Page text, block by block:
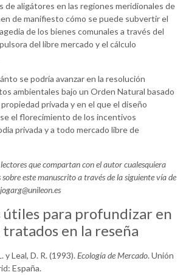
de aligátores en las regiones meridionales de
de manifiesto cómo se puede subvertir el
de los bienes comunales a través del
del libre mercado y el cálculo
se podría avanzar en la resolución
ambientales bajo un Orden Natural basado
privada y en el que el diseño
el florecimiento de los incentivos
privada y a todo mercado libre de
que compartan con el autor cualesquiera
este manuscrito a través de la siguiente vía de
útiles para profundizar en
tratados en la reseña
y Leal, D. R. (1993).Ecología de Mercado. Unión
España.